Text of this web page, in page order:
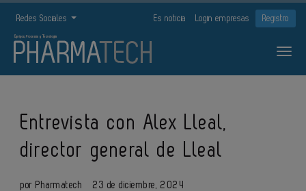
Redes Sociales Es noticia Login empresas Registro
Entrevista con Alex Lleal,
director general de Lleal
por Pharmatech 23 de diciembre, 2024